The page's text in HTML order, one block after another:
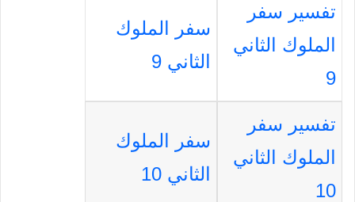
تفسير سفر
الملوك الثاني
9
سفر الملوك
الثاني 9
تفسير سفر
الملوك الثاني
10
سفر الملوك
الثاني 10